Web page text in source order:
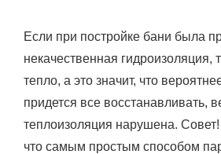
Если при постройке бани была
некачественная гидроизоляция,
тепло, а это значит, что
придется все восстанавливать,
теплоизоляция нарушена.
что самым простым способом